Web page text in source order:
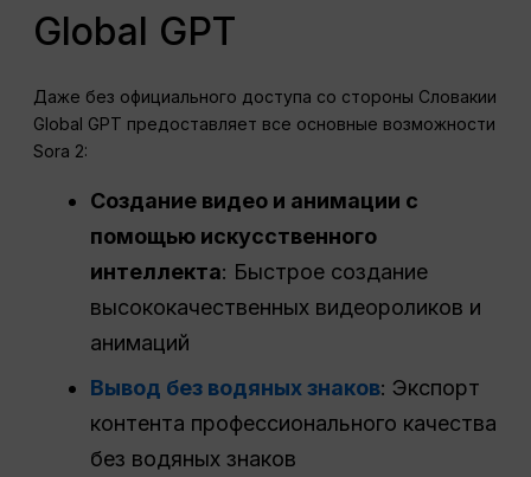
Global GPT
Даже без официального доступа со стороны Словакии
Global GPT предоставляет все основные возможности
Sora 2:
Создание видео и анимации с
помощью искусственного
интеллекта: Быстрое создание
высококачественных видеороликов и
анимаций
Вывод без водяных знаков: Экспорт
контента профессионального качества
без водяных знаков